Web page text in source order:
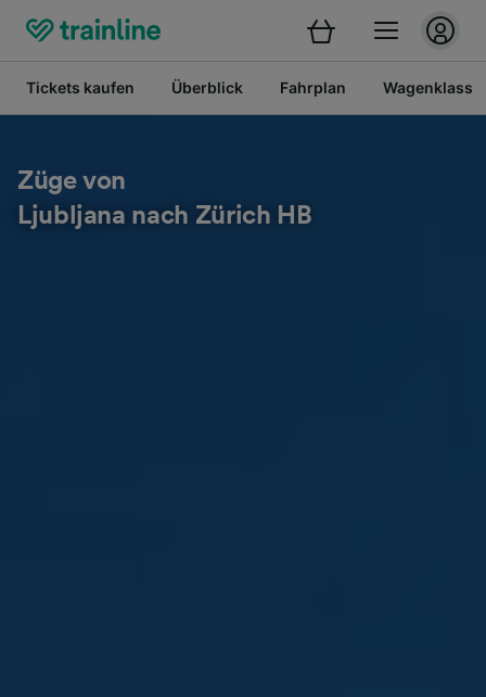
Tickets kaufen Überblick Fahrplan
Züge von
Ljubljana nach Zürich HB